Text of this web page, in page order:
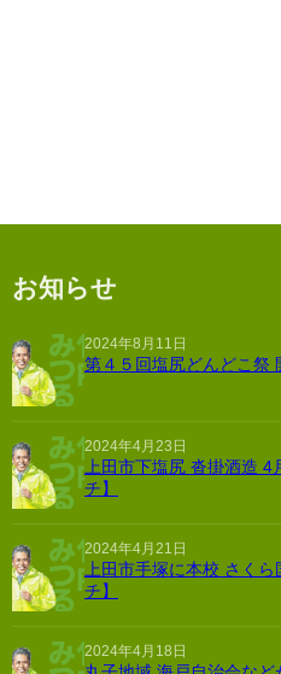
お知らせ
2024年8月11日
第４５回塩尻どんどこ祭
2024年4月23日
上田市下塩尻 沓掛酒造
チ】
2024年4月21日
上田市手塚に本校 さく
チ】
2024年4月18日